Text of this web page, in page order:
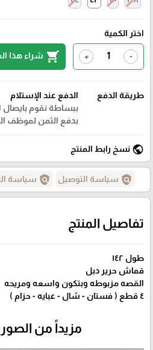
اختر الكمية
-
+
shopping_cart شراء هذا
طريقة الدفع
الدفع عند الإستلام
ببساطة نقوم بايصال
بدفع الثمن لموظف
public نسخ رابط المنتج
policy سياسة التوصيل policy سياسة
تفاصيل المنتج
طول ١٤٢
قماش حرير دبل
القصه مزبوطه وبتكون واسعه ومريحه
٤ قطع ( فستان - شال - عبايه - حزام )
مزيداً من الصور